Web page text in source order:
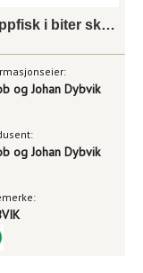
Klippfisk i biter skinn og benfri 1 kg
og Johan Dybvik
og Johan Dybvik